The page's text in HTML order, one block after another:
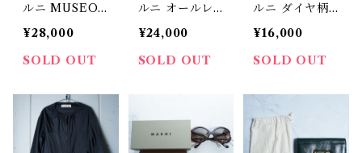
ルニ MUSEO
MINI ソフトレ
ザー2WAYバッ
グ
¥28,000
SOLD OUT
ルニ オールレ
ザートートバッ
グ brown
¥24,000
SOLD OUT
ルニ ダイヤ柄
テックウールハ
ンドバッグ gre
en＆black
¥16,000
SOLD OUT